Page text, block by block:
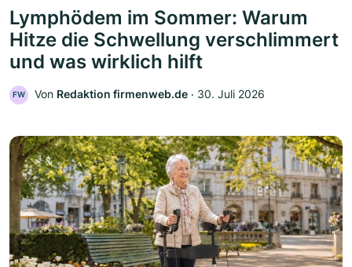
Lymphödem im Sommer: Warum
Hitze die Schwellung verschlimmert
und was wirklich hilft
FW Von Redaktion firmenweb.de ‧ 30. Juli 2026